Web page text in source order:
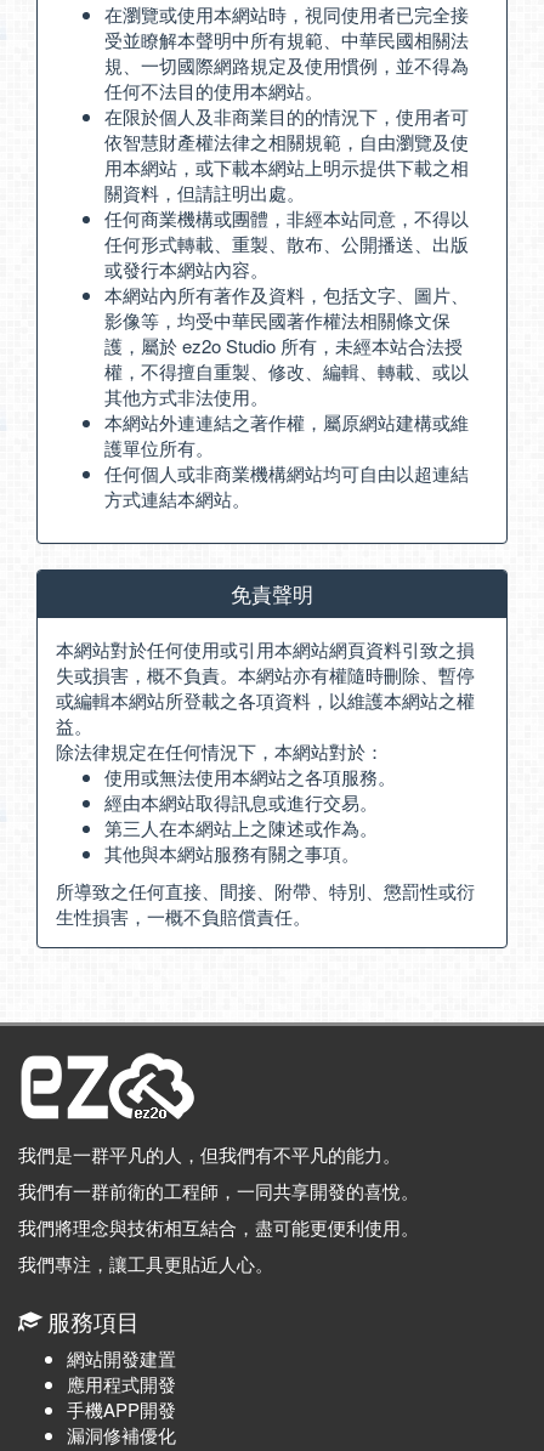
在瀏覽或使用本網站時，視同使用者已完全接
受並瞭解本聲明中所有規範、中華民國相關法
規、一切國際網路規定及使用慣例，並不得為
任何不法目的使用本網站。
在限於個人及非商業目的的情況下，使用者可
依智慧財產權法律之相關規範，自由瀏覽及使
用本網站，或下載本網站上明示提供下載之相
關資料，但請註明出處。
任何商業機構或團體，非經本站同意，不得以
任何形式轉載、重製、散布、公開播送、出版
或發行本網站內容。
本網站內所有著作及資料，包括文字、圖片、
影像等，均受中華民國著作權法相關條文保
護，屬於 ez2o Studio 所有，未經本站合法授
權，不得擅自重製、修改、編輯、轉載、或以
其他方式非法使用。
本網站外連連結之著作權，屬原網站建構或維
護單位所有。
任何個人或非商業機構網站均可自由以超連結
方式連結本網站。
免責聲明
本網站對於任何使用或引用本網站網頁資料引致之損
失或損害，概不負責。本網站亦有權隨時刪除、暫停
或編輯本網站所登載之各項資料，以維護本網站之權
益。
除法律規定在任何情況下，本網站對於：
使用或無法使用本網站之各項服務。
經由本網站取得訊息或進行交易。
第三人在本網站上之陳述或作為。
其他與本網站服務有關之事項。
所導致之任何直接、間接、附帶、特別、懲罰性或衍
生性損害，一概不負賠償責任。
我們是一群平凡的人，但我們有不平凡的能力。
我們有一群前衛的工程師，一同共享開發的喜悅。
我們將理念與技術相互結合，盡可能更便利使用。
我們專注，讓工具更貼近人心。
服務項目
網站開發建置
應用程式開發
手機APP開發
漏洞修補優化